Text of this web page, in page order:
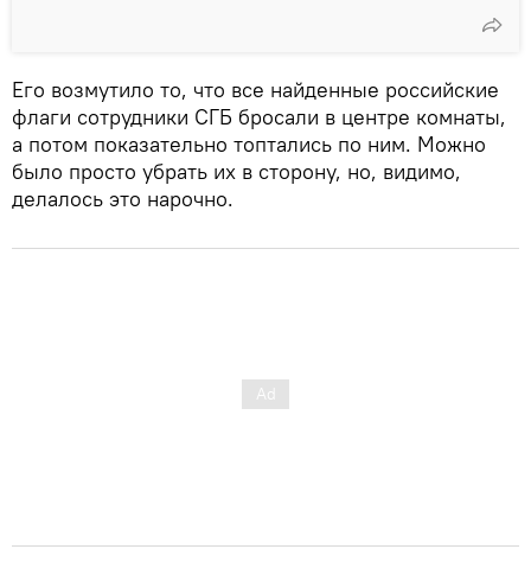
Его возмутило то, что все найденные российские
флаги сотрудники СГБ бросали в центре комнаты,
а потом показательно топтались по ним. Можно
было просто убрать их в сторону, но, видимо,
делалось это нарочно.